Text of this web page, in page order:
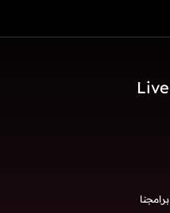
Live
برامجنا